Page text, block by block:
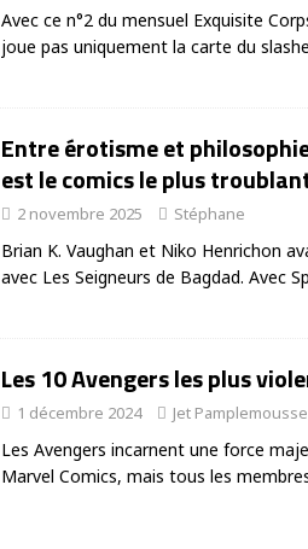
Avec ce n°2 du mensuel Exquisite
joue pas uniquement la carte du
Entre érotisme et
est le comics le plus
2 novembre 2025 Stéphane
Brian K. Vaughan et Niko Henrichon
avec Les Seigneurs de Bagdad. Avec
Les 10 Avengers les plus
1 décembre 2024 Jet Pamplemousse
Les Avengers incarnent une force
Marvel Comics, mais tous les